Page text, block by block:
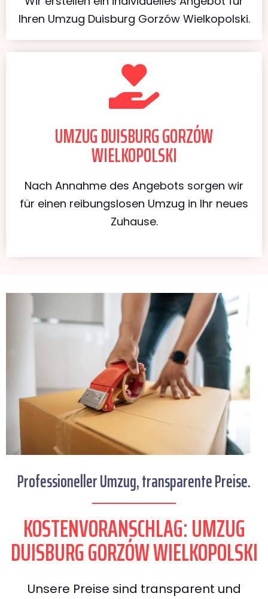
Ihren Umzug Duisburg Gorzów Wielkopolski.
UMZUG DUISBURG GORZÓW
WIELKOPOLSKI
Nach Annahme des Angebots sorgen wir
für einen reibungslosen Umzug in Ihr neues
Zuhause.
Professioneller Umzug, transparente Preise.
KOSTENVORANSCHLAG: UMZUG
DUISBURG GORZÓW WIELKOPOLSKI
Unsere Preise sind transparent und